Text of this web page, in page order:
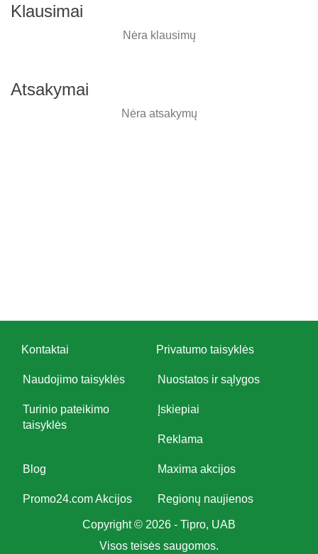
Klausimai
Nėra klausimų
Atsakymai
Nėra atsakymų
Kontaktai Privatumo taisyklės
Naudojimo taisyklės Nuostatos ir sąlygos
Turinio pateikimo
taisyklės
Įskiepiai
Reklama
Blog Maxima akcijos
Promo24.com Akcijos Regionų naujienos
Copyright © 2026 - Tipro, UAB
Visos teisės saugomos.